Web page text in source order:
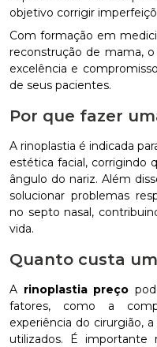
objetivo corrigir
Com formação em
reconstrução de mama,
excelência e
de seus pacientes.
Por que fazer
A rinoplastia é indicada
estética facial, corrigindo
ângulo do nariz. Além
solucionar problemas
no septo nasal,
vida.
Quanto custa
A rinoplastia preço
fatores, como a
experiência do cirurgião,
utilizados. É importante